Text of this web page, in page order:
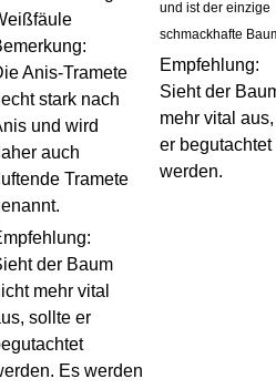
Anis-Tramete
stark nach
und wird
auch
Tramete
der Baum
mehr vital
sollte er
Es werden
und ist der einzige
schmackhafte
Empfehlung:
Sieht der
mehr vital
er begutachtet
werden.